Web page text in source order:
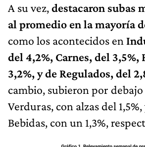
A su vez,destacaron subas
al promedio en la mayoría
como los acontecidos en
del 4,2%, Carnes, del 3,5%,
3,2%, y de Regulados, del
cambio, subieron por
Verduras, con alzas del
Bebidas, con un 1,3%,